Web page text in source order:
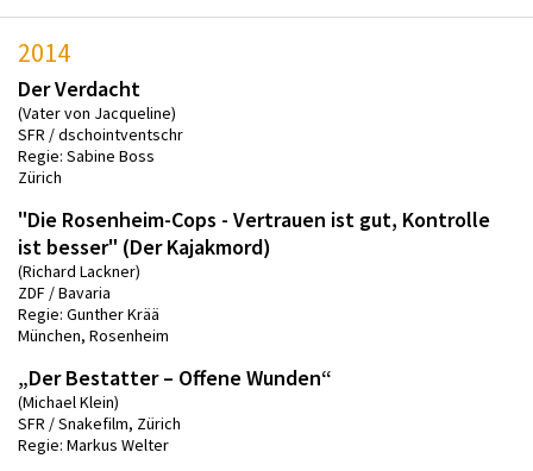
2014
Der Verdacht
(Vater von Jacqueline)
SFR / dschointventschr
Regie: Sabine Boss
Zürich
"Die Rosenheim-Cops - Vertrauen ist gut, Kontrolle
ist besser" (Der Kajakmord)
(Richard Lackner)
ZDF / Bavaria
Regie: Gunther Krää
München, Rosenheim
„Der Bestatter – Offene Wunden“
(Michael Klein)
SFR / Snakefilm, Zürich
Regie: Markus Welter